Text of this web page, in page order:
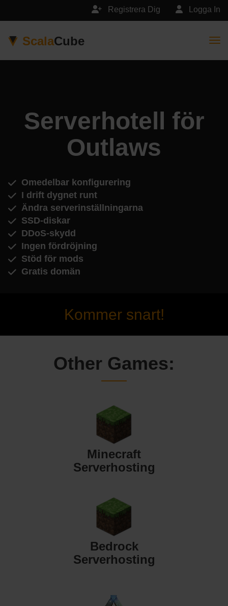
Logga In
Registrera Dig
ScalaCube
Serverhotell för
Outlaws
Omedelbar konfigurering
I drift dygnet runt
Ändra serverinställningarna
SSD-diskar
DDoS-skydd
Ingen fördröjning
Stöd för mods
Gratis domän
Kommer snart!
Other Games:
Minecraft
Serverhosting
Bedrock
Serverhosting